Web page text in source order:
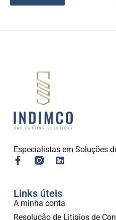
Especialistas em Soluções
Links úteis
A minha conta
Resolução de Litígios de